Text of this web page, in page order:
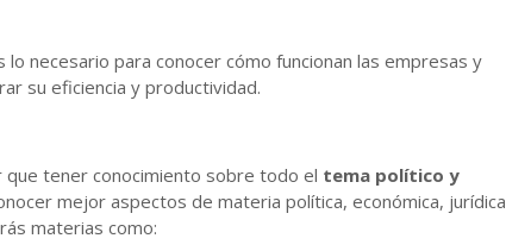
necesario para conocer cómo funcionan las empresas y
su eficiencia y productividad.
tener conocimiento sobre todo el tema político y
mejor aspectos de materia política, económica, jurídica
materias como: